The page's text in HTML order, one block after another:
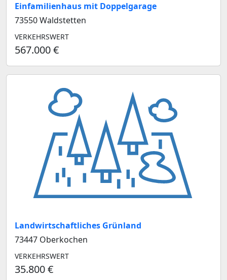
Einfamilienhaus mit Doppelgarage
73550 Waldstetten
VERKEHRSWERT
567.000 €
Landwirtschaftliches Grünland
73447 Oberkochen
VERKEHRSWERT
35.800 €